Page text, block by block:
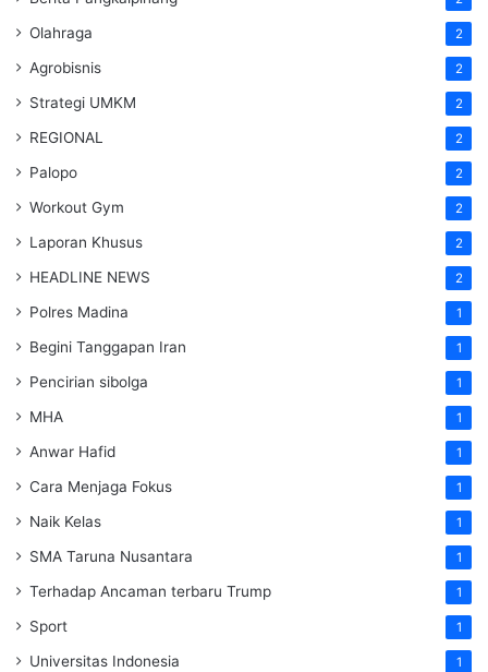
Olahraga 2
Agrobisnis 2
Strategi UMKM 2
REGIONAL 2
Palopo 2
Workout Gym 2
Laporan Khusus 2
HEADLINE NEWS 2
Polres Madina 1
Begini Tanggapan Iran 1
Pencirian sibolga 1
MHA 1
Anwar Hafid 1
Cara Menjaga Fokus 1
Naik Kelas 1
SMA Taruna Nusantara 1
Terhadap Ancaman terbaru Trump 1
Sport 1
Universitas Indonesia 1